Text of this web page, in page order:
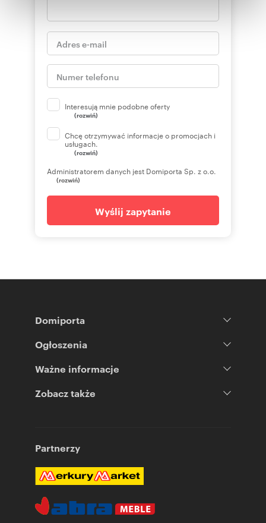
Interesują mnie podobne oferty
(rozwiń)
Chcę otrzymywać informacje o promocjach i
usługach.
(rozwiń)
Administratorem danych jest Domiporta Sp. z o.o.
(rozwiń)
Wyślij zapytanie
Domiporta
Ogłoszenia
Ważne informacje
Zobacz także
Partnerzy